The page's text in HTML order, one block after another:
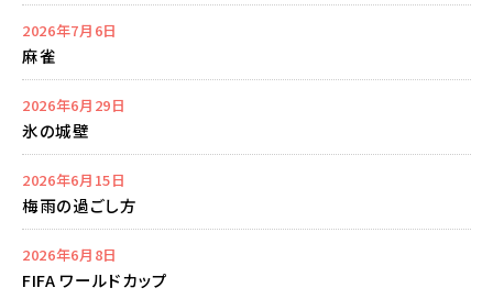
2026年7月6日
麻雀
2026年6月29日
氷の城壁
2026年6月15日
梅雨の過ごし方
2026年6月8日
FIFA ワールドカップ